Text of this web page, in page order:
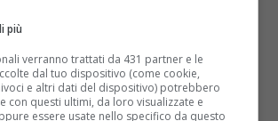
agli automobilisti
gomme invernali
municipale elenca le strade di
più
verranno trattati da 431 partner e le
dal tuo dispositivo (come cookie,
e altri dati del dispositivo) potrebbero
con questi ultimi, da loro visualizzate e
essere usate nello specifico da questo